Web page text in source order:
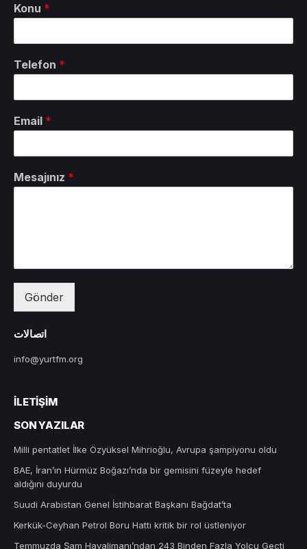
Konu *
Telefon *
Email *
Mesajınız *
Gönder
اتصالات
info@yurtfm.org
İLETIŞIM
SON YAZILAR
Milli pentatlet İlke Özyüksel Mihrioğlu, Avrupa şampiyonu oldu
BAE, İran’ın Hürmüz Boğazı’nda bir gemisini füzeyle hedef
aldığını duyurdu
Suudi Arabistan Genel İstihbarat Başkanı Bağdat’ta
Kerkük-Ceyhan Petrol Boru Hattı kritik bir rol üstleniyor
Temmuzda Şam Havalimanı’ndan 243 Binden Fazla Yolcu Geçti